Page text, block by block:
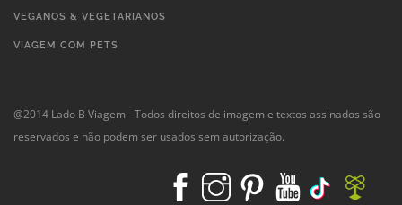
VEGANOS & VEGETARIANOS
VIAGEM COM PETS
@2014 Lado B Viagem - Todos direitos de imagem e textos assinados são
reservados e não podem ser usados sem autorização.